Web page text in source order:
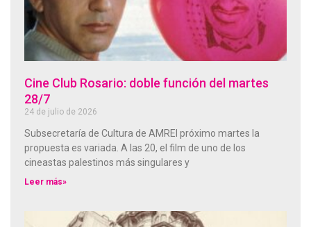
Cine Club Rosario: doble función del martes
28/7
24 de julio de 2026
Subsecretaría de Cultura de AMREl próximo martes la
propuesta es variada. A las 20, el film de uno de los
cineastas palestinos más singulares y
Leer más»